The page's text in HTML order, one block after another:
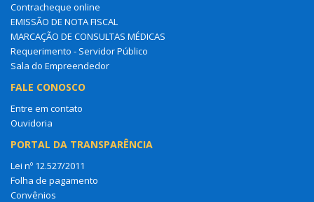
Contracheque online
EMISSÃO DE NOTA FISCAL
MARCAÇÃO DE CONSULTAS MÉDICAS
Requerimento - Servidor Público
Sala do Empreendedor
FALE CONOSCO
Entre em contato
Ouvidoria
PORTAL DA TRANSPARÊNCIA
Lei nº 12.527/2011
Folha de pagamento
Convênios